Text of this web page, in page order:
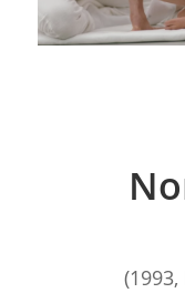
(1993,